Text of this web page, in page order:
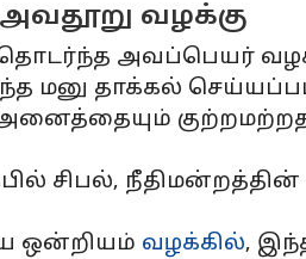
வழக்கு
அவப்பெயர்
மனு தாக்கல்
சிபல்,
ஒன்றியம் வழக்கில்,